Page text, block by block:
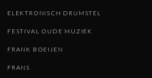
ELEKTRONISCH DRUMSTEL
FESTIVAL OUDE MUZIEK
FRANK BOEIJEN
FRANS